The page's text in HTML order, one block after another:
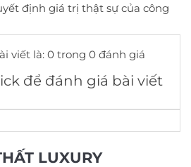
định giá trị thật sự của công
viết là: 0 trong 0 đánh giá
để đánh giá bài viết
LUXURY